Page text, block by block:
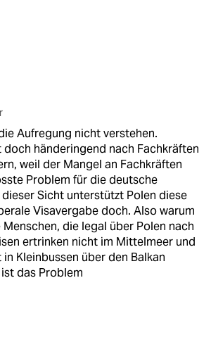
Aufregung nicht verstehen.
händeringend nach Fachkräften
weil der Mangel an Fachkräften
Problem für die deutsche
Sicht unterstützt Polen diese
Visavergabe doch. Also warum
die legal über Polen nach
ertrinken nicht im Mittelmeer und
Kleinbussen über den Balkan
das Problem